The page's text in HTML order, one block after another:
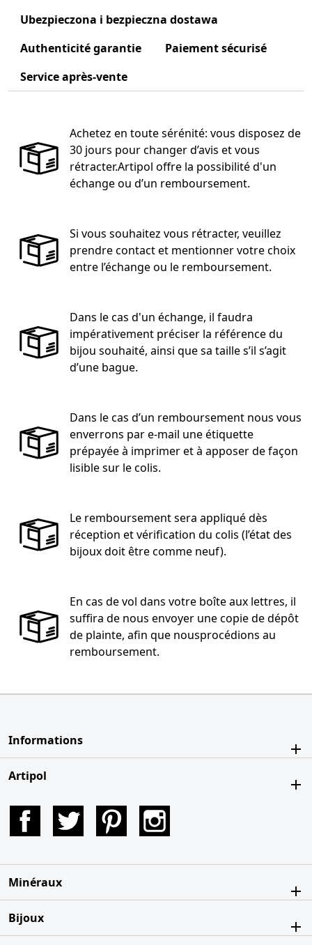
Ubezpieczona i bezpieczna dostawa
Authenticité garantie
Paiement sécurisé
Service après-vente
Achetez en toute sérénité: vous disposez de
30 jours pour changer d’avis et vous
rétracter.Artipol offre la possibilité d'un
échange ou d’un remboursement.
Si vous souhaitez vous rétracter, veuillez
prendre contact et mentionner votre choix
entre l’échange ou le remboursement.
Dans le cas d'un échange, il faudra
impérativement préciser la référence du
bijou souhaité, ainsi que sa taille s’il s’agit
d’une bague.
Dans le cas d’un remboursement nous vous
enverrons par e-mail une étiquette
prépayée à imprimer et à apposer de façon
lisible sur le colis.
Le remboursement sera appliqué dès
réception et vérification du colis (l’état des
bijoux doit être comme neuf).
En cas de vol dans votre boîte aux lettres, il
suffira de nous envoyer une copie de dépôt
de plainte, afin que nousprocédions au
remboursement.
Informations
Artipol
Facebook Twitter Pinterest
Minéraux
Bijoux